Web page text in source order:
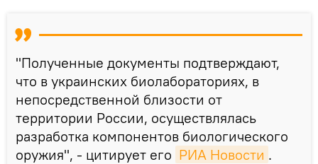
"Полученные документы подтверждают,
что в украинских биолабораториях, в
непосредственной близости от
территории России, осуществлялась
разработка компонентов биологического
оружия", - цитирует его РИА Новости .